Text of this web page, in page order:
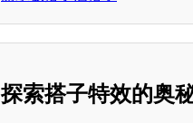
探索搭子特效的奥